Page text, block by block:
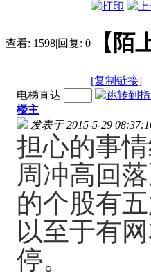
查看: 1598|回复: 0 【陌
[复制链接]
电梯直达
楼主
发表于 2015-5-29
担心的事
周冲高回
的个股有
以至于有
停。